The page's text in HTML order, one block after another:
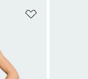
Přidat do